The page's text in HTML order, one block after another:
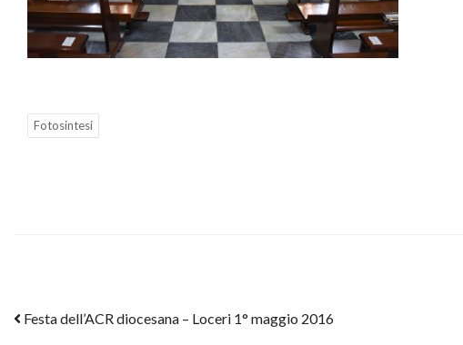
Fotosintesi
Post navigation
Festa dell’ACR diocesana – Loceri 1° maggio 2016